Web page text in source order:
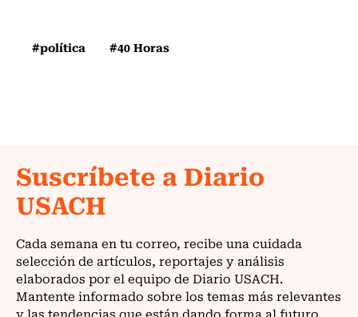
#política #40 Horas